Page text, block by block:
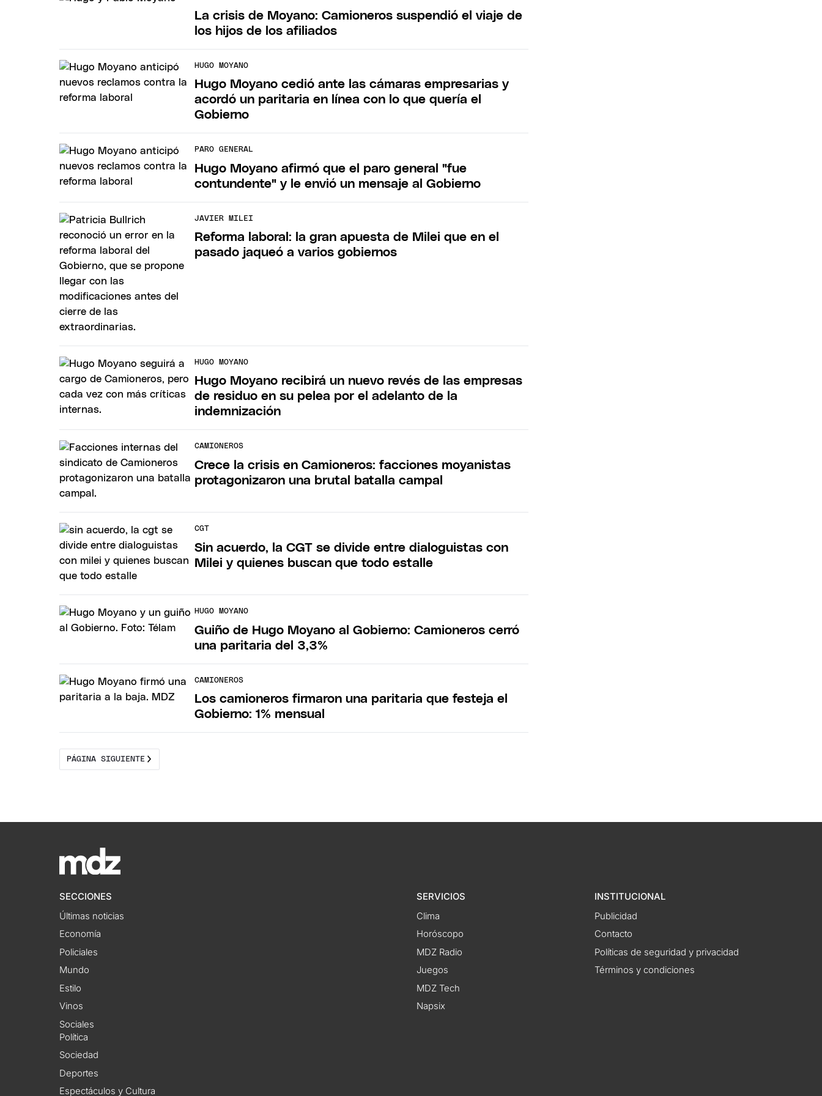
La crisis de Moyano: Camioneros suspendió el viaje de
los hijos de los afiliados
HUGO MOYANO
Hugo Moyano cedió ante las cámaras empresarias y
acordó un paritaria en línea con lo que quería el
Gobierno
PARO GENERAL
Hugo Moyano afirmó que el paro general "fue
contundente" y le envió un mensaje al Gobierno
JAVIER MILEI
Reforma laboral: la gran apuesta de Milei que en el
pasado jaqueó a varios gobiernos
HUGO MOYANO
Hugo Moyano recibirá un nuevo revés de las empresas
de residuo en su pelea por el adelanto de la
indemnización
CAMIONEROS
Crece la crisis en Camioneros: facciones moyanistas
protagonizaron una brutal batalla campal
CGT
Sin acuerdo, la CGT se divide entre dialoguistas con
Milei y quienes buscan que todo estalle
HUGO MOYANO
Guiño de Hugo Moyano al Gobierno: Camioneros cerró
una paritaria del 3,3%
CAMIONEROS
Los camioneros firmaron una paritaria que festeja el
Gobierno: 1% mensual
PÁGINA SIGUIENTE
SECCIONES
Últimas noticias
Economía
Policiales
Mundo
Estilo
Vinos
Sociales
Política
Sociedad
Deportes
Espectáculos y Cultura
SERVICIOS
Clima
Horóscopo
MDZ Radio
Juegos
MDZ Tech
Napsix
INSTITUCIONAL
Publicidad
Contacto
Políticas de seguridad y privacidad
Términos y condiciones